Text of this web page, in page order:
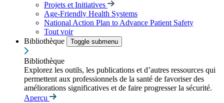
Projets et Initiatives
Age-Friendly Health Systems
National Action Plan to Advance Patient Safety
Tout voir
Bibliothèque
Toggle submenu
Bibliothèque
Explorez les outils, les publications et d’autres ressources qui
permettent aux professionnels de la santé de favoriser des
améliorations significatives et de faire progresser la sécurité.
Aperçu